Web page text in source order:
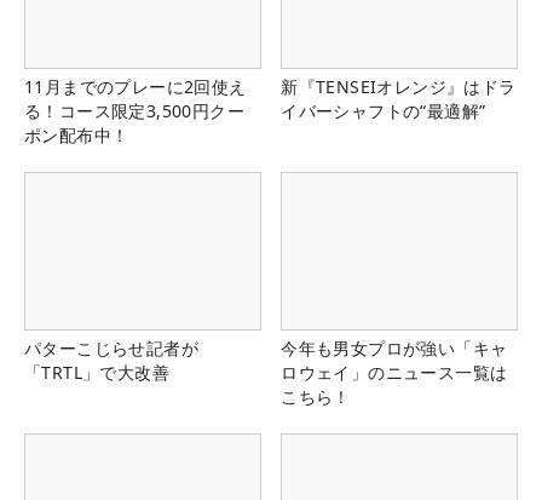
11月までのプレーに2回使え
る！コース限定3,500円クー
ポン配布中！
新『TENSEIオレンジ』はドラ
イバーシャフトの“最適解”
パターこじらせ記者が
「TRTL」で大改善
今年も男女プロが強い「キャ
ロウェイ」のニュース一覧は
こちら！